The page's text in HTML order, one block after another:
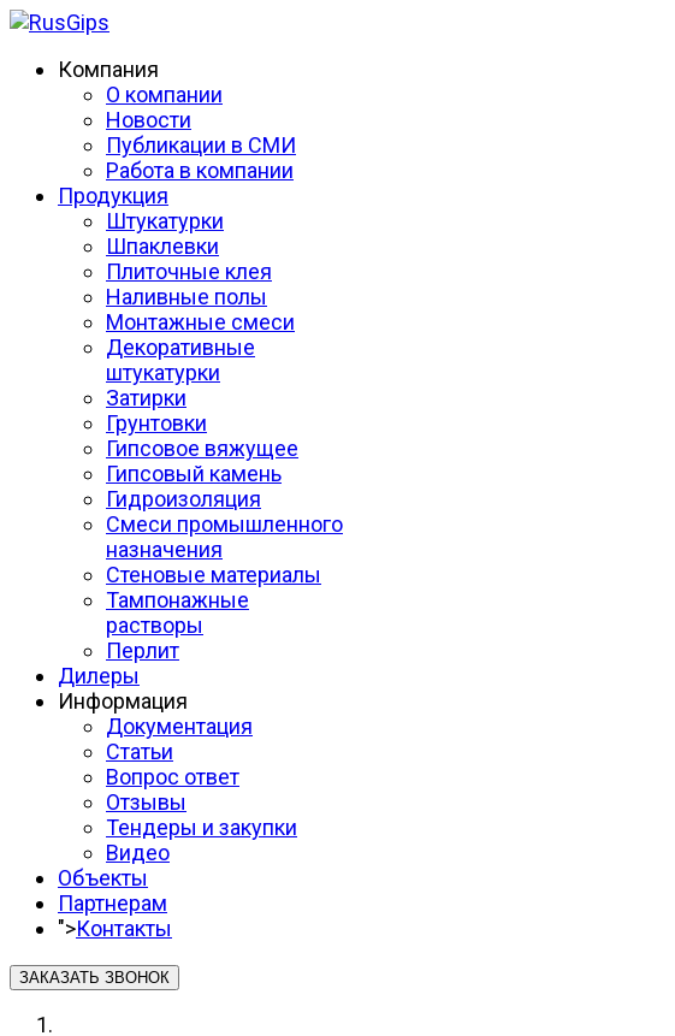
Компания
О компании
Новости
Публикации в СМИ
Работа в компании
Продукция
Штукатурки
Шпаклевки
Плиточные клея
Наливные полы
Монтажные смеси
Декоративные
штукатурки
Затирки
Грунтовки
Гипсовое вяжущее
Гипсовый камень
Гидроизоляция
Смеси промышленного
назначения
Стеновые материалы
Тампонажные
растворы
Перлит
Дилеры
Информация
Документация
Статьи
Вопрос ответ
Отзывы
Тендеры и закупки
Видео
Объекты
Партнерам
">Контакты
ЗАКАЗАТЬ ЗВОНОК